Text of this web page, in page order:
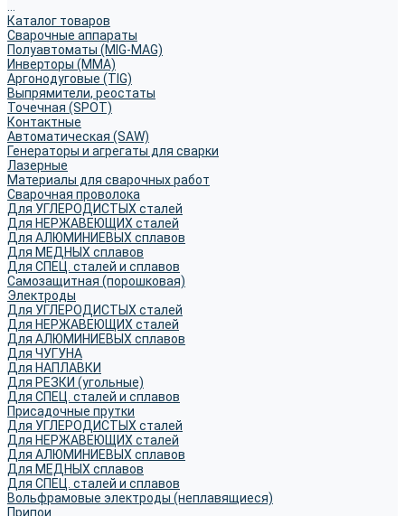
Каталог товаров
Сварочные аппараты
Полуавтоматы (MIG-MAG)
Инверторы (MMA)
Аргонодуговые (TIG)
Выпрямители, реостаты
Точечная (SPOT)
Контактные
Автоматическая (SAW)
Генераторы и агрегаты для сварки
Лазерные
Материалы для сварочных работ
Сварочная проволока
Для УГЛЕРОДИСТЫХ сталей
Для НЕРЖАВЕЮЩИХ сталей
Для АЛЮМИНИЕВЫХ сплавов
Для МЕДНЫХ сплавов
Для СПЕЦ. сталей и сплавов
Самозащитная (порошковая)
Электроды
Для УГЛЕРОДИСТЫХ сталей
Для НЕРЖАВЕЮЩИХ сталей
Для АЛЮМИНИЕВЫХ сплавов
Для ЧУГУНА
Для НАПЛАВКИ
Для РЕЗКИ (угольные)
Для СПЕЦ. сталей и сплавов
Присадочные прутки
Для УГЛЕРОДИСТЫХ сталей
Для НЕРЖАВЕЮЩИХ сталей
Для АЛЮМИНИЕВЫХ сплавов
Для МЕДНЫХ сплавов
Для СПЕЦ. сталей и сплавов
Вольфрамовые электроды (неплавящиеся)
Припои